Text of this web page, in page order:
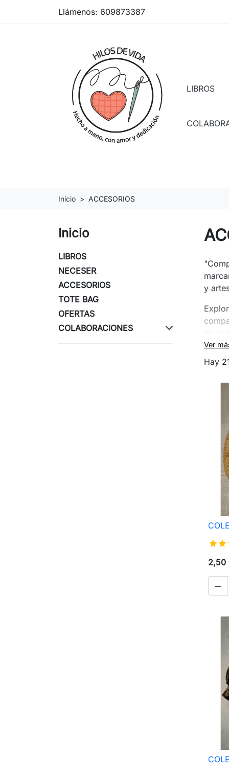
Llámenos: 609873387
LIBROS
Inicio ACCESORIOS
Inicio
LIBROS
NECESER
ACCESORIOS
TOTE BAG
OFERTAS
COLABORACIONES
y
Ver
Hay
2,50
